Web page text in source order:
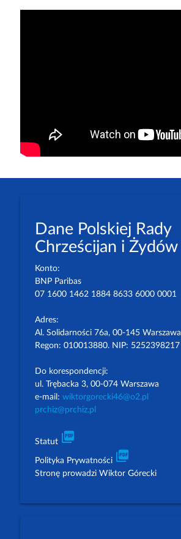
Dane Polskiej Rady
Chrześcijan i Żydów
Konto:
BNP Paribas
07 1600 1462 1884 8633 6000 0001
Adres:
Al. Solidarności 76a, 00-145 Warszawa
Regon: 010013880. NIP: 5252398217
Do korespondencji:
ul. Trębacka 3, 00-074 Warszawa
e-mail: wiktorgorecki46@o2.pl
prchiz@prchiz.pl
Statut picture_as_pdf
Polityka Prywatności picture_as_pdf
Stronę prowadzi Wiktor Górecki